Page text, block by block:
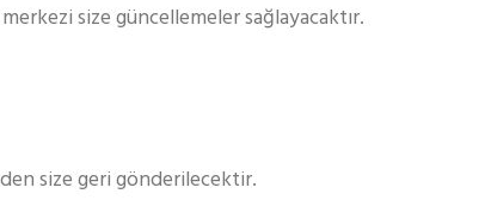
size güncellemeler sağlayacaktır.
size geri gönderilecektir.